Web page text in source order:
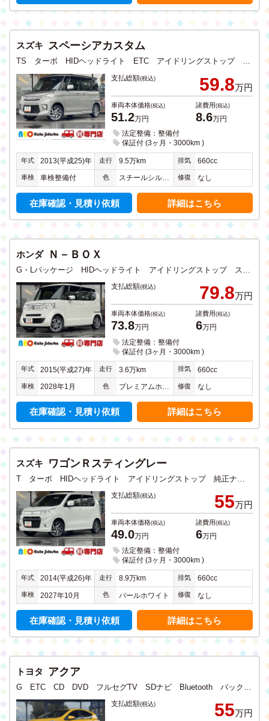
スズキ スペーシアカスタム
TS ターボ HIDヘッドライト ETC アイドリングストップ スマートキー CD DVD ワンセグTV メモリーナビ Bluetooth USB入力 両側電動スライドドア 禁煙
支払総額(税込) 59.8万円
車両本体価格(税込)
51.2万円
諸費用(税込)
8.6万円
法定整備：整備付
保証付 (3ヶ月・3000km )
年式 2013(平成25)年 走行 9.5万km 排気 660cc
車検 車検整備付 色 スチールシルバーメタリック 修復 なし
在庫確認・見積り依頼 詳細はこちら
ホンダ Ｎ－ＢＯＸ
G・Lパッケージ HIDヘッドライト アイドリングストップ スマートキー CD DVD ワンセグTV メモリーナビ Bluetooth バックカメラ ステアリングリモコン 左側電動両側スライドドア 禁煙
支払総額(税込) 79.8万円
車両本体価格(税込)
73.8万円
諸費用(税込)
6万円
法定整備：整備付
保証付 (3ヶ月・3000km )
年式 2015(平成27)年 走行 3.6万km 排気 660cc
車検 2028年1月 色 プレミアムホワイトパール 修復 なし
在庫確認・見積り依頼 詳細はこちら
スズキ ワゴンＲスティングレー
支払総額(税込) 55万円
車両本体価格(税込)
49.0万円
諸費用(税込)
6万円
法定整備：整備付
保証付 (3ヶ月・3000km )
年式 2014(平成26)年 走行 8.9万km 排気 660cc
車検 2027年10月 色 パールホワイト 修復 なし
在庫確認・見積り依頼 詳細はこちら
トヨタ アクア
G ETC CD DVD フルセグTV SDナビ Bluetooth バックカメラ ステアリングリモコン 純正アルミホイール 禁煙
支払総額(税込) 55万円